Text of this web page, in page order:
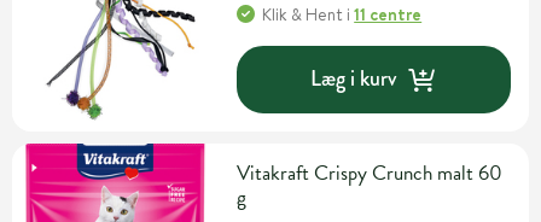
Klik & Hent i11 centre
Læg i kurv
Vitakraft Crispy Crunch malt 60
g